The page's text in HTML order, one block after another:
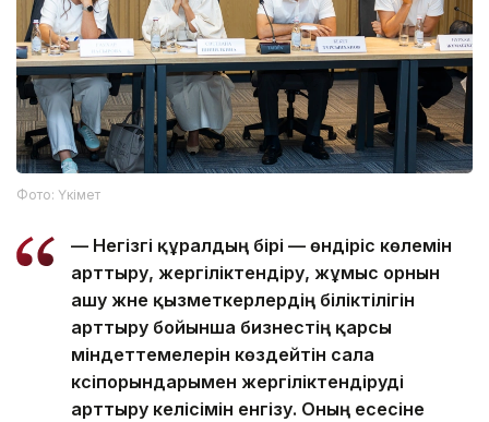
Фото: Үкімет
— Негізгі құралдың бірі — өндіріс көлемін
арттыру, жергіліктендіру, жұмыс орнын
ашу және қызметкерлердің біліктілігін
арттыру бойынша бизнестің қарсы
міндеттемелерін көздейтін сала
кәсіпорындарымен жергіліктендіруді
арттыру келісімін енгізу. Оның есесіне